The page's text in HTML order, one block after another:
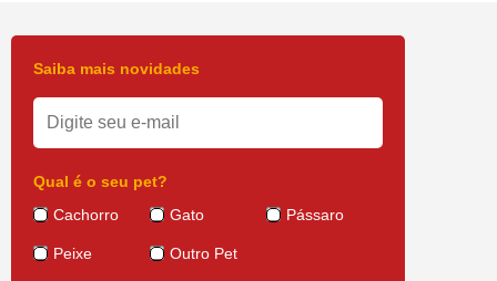
Saiba mais novidades
Qual é o seu pet?
Cachorro
Gato Pássaro
Peixe Outro Pet